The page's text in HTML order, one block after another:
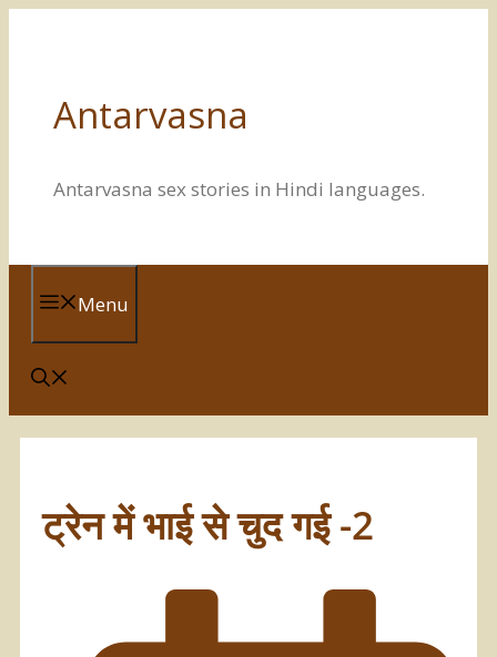
Antarvasna
Antarvasna sex stories in Hindi languages.
Menu
ट्रेन में भाई से चुद गई -2